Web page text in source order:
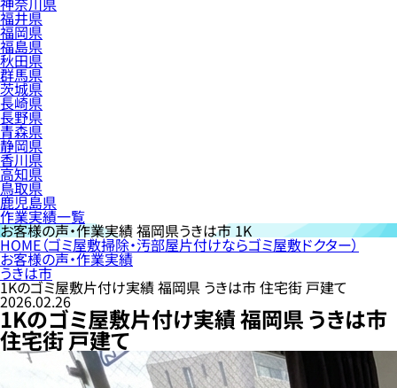
福井県
福岡県
福島県
秋田県
群馬県
茨城県
長崎県
長野県
青森県
静岡県
香川県
高知県
鳥取県
鹿児島県
作業実績一覧
お客様の声・作業実績福岡県うきは市 1K
HOME（ゴミ屋敷掃除・汚部屋片付けならゴミ屋敷ドクター）
お客様の声・作業実績
うきは市
1Kのゴミ屋敷片付け実績 福岡県 うきは市 住宅街 戸建て
2026.02.26
1Kのゴミ屋敷片付け実績 福岡県 うきは市
住宅街 戸建て